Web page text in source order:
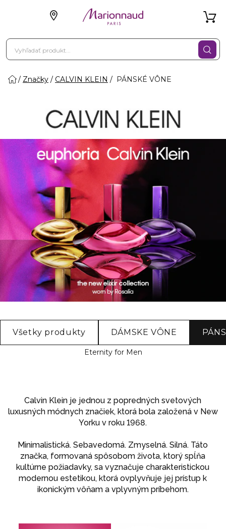
Značky CALVIN KLEIN PÁNSKÉ VÔNE
Všetky produkty DÁMSKE VÔNE
Eternity for Men
Calvin Klein je jednou z popredných svetových
luxusných módnych značiek, ktorá bola založená v New
Yorku v roku 1968.
Minimalistická. Sebavedomá. Zmyselná. Silná. Táto
značka, formovaná spôsobom života, ktorý spĺňa
kultúrne požiadavky, sa vyznačuje charakteristickou
modernou estetikou, ktorá ovplyvňuje jej prístup k
ikonickým vôňam a vplyvným príbehom.